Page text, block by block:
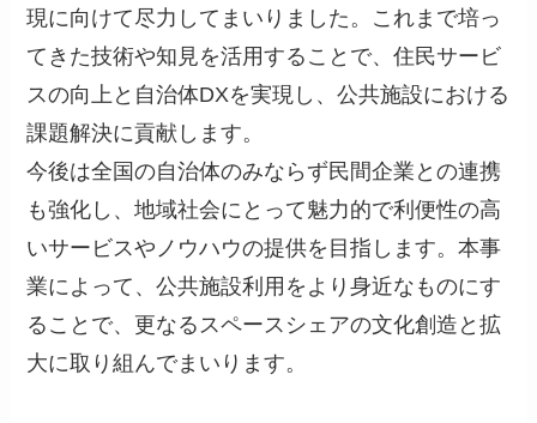
現に向けて尽力してまいりました。これまで培っ
てきた技術や知見を活用することで、住民サービ
スの向上と自治体DXを実現し、公共施設における
課題解決に貢献します。
今後は全国の自治体のみならず民間企業との連携
も強化し、地域社会にとって魅力的で利便性の高
いサービスやノウハウの提供を目指します。本事
業によって、公共施設利用をより身近なものにす
ることで、更なるスペースシェアの文化創造と拡
大に取り組んでまいります。